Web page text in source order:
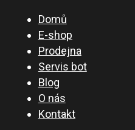
Domů
E-shop
Prodejna
Servis bot
Blog
O nás
Kontakt